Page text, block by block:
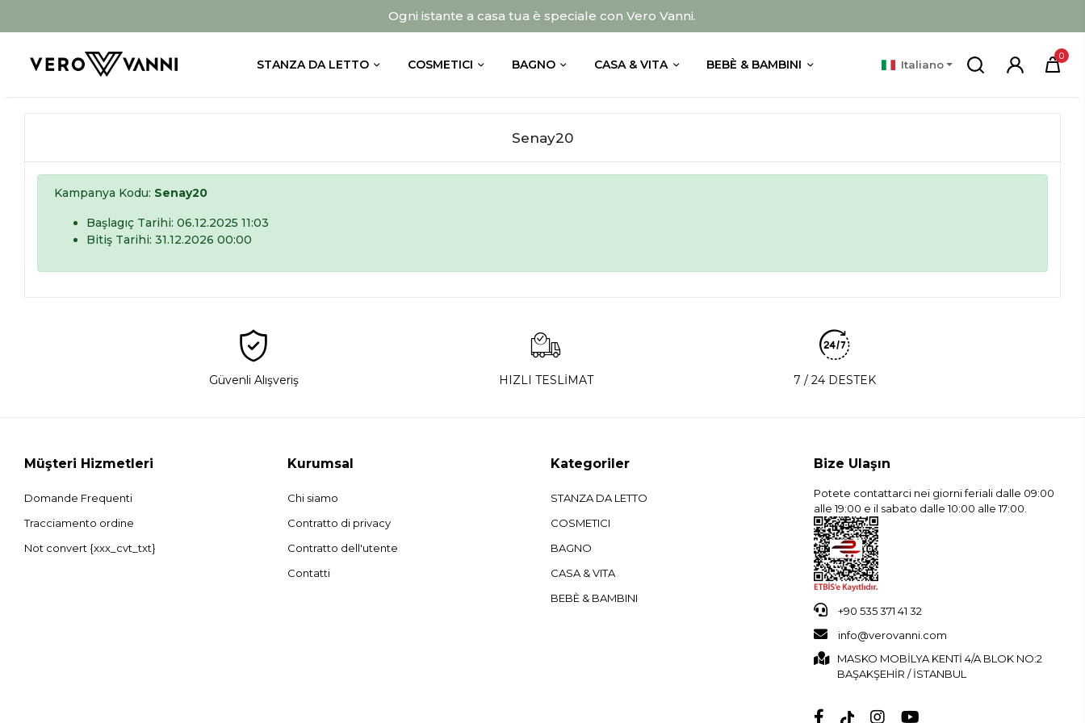
Ogni istante a casa tua è speciale con Vero Vanni.
STANZA DA LETTO COSMETICI BAGNO CASA & VITA BEBÈ & BAMBINI Italiano
0
Senay20
Kampanya Kodu: Senay20
Başlagıç Tarihi: 06.12.2025 11:03
Bitiş Tarihi: 31.12.2026 00:00
Güvenli Alışveriş HIZLI TESLİMAT 7 / 24 DESTEK
Müşteri Hizmetleri
Domande Frequenti
Tracciamento ordine
Not convert {xxx_cvt_txt}
Kurumsal
Chi siamo
Contratto di privacy
Contratto dell'utente
Contatti
Kategoriler
STANZA DA LETTO
COSMETICI
BAGNO
CASA & VITA
BEBÈ & BAMBINI
Bize Ulaşın
Potete contattarci nei giorni feriali dalle 09:00
alle 19:00 e il sabato dalle 10:00 alle 17:00.
+90 535 371 41 32
info@verovanni.com
MASKO MOBİLYA KENTİ 4/A BLOK NO:2
BAŞAKŞEHİR / İSTANBUL